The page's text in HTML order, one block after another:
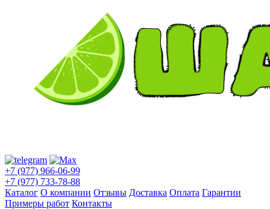
+7 (977) 966-06-99
+7 (977) 733-78-88
Каталог О компании Отзывы Доставка Оплата Гарантии
Примеры работ Контакты